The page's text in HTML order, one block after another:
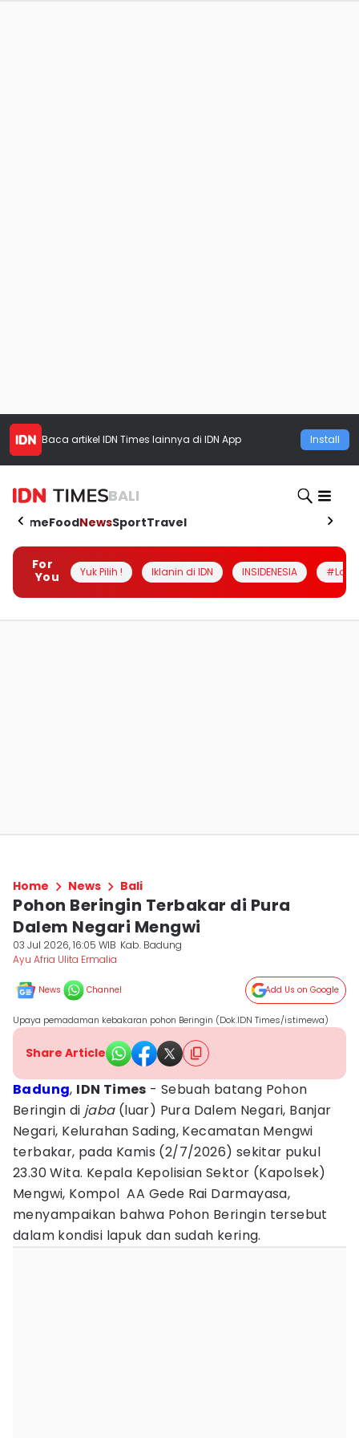
Baca artikel IDN Times lainnya di IDN App Install
BALI
HomeFoodNewsSportTravel
For
You
Yuk Pilih ! Iklanin di IDN INSIDENESIA
Home News Bali
Pohon Beringin Terbakar di Pura
Dalem Negari Mengwi
03 Jul 2026, 16:05 WIB Kab. Badung
Ayu Afria Ulita Ermalia
News Channel Add Us on Google
Upaya pemadaman kebakaran pohon Beringin (Dok.IDN Times/istimewa)
Share Article
Badung, IDN Times - Sebuah batang Pohon
Beringin di jaba(luar) Pura Dalem Negari, Banjar
Negari, Kelurahan Sading, Kecamatan Mengwi
terbakar, pada Kamis (2/7/2026) sekitar pukul
23.30 Wita. Kepala Kepolisian Sektor (Kapolsek)
Mengwi, Kompol AA Gede Rai Darmayasa,
menyampaikan bahwa Pohon Beringin tersebut
dalam kondisi lapuk dan sudah kering.